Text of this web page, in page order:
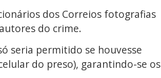
dos Correios fotografias
do crime.
seria permitido se houvesse
do preso), garantindo-se os